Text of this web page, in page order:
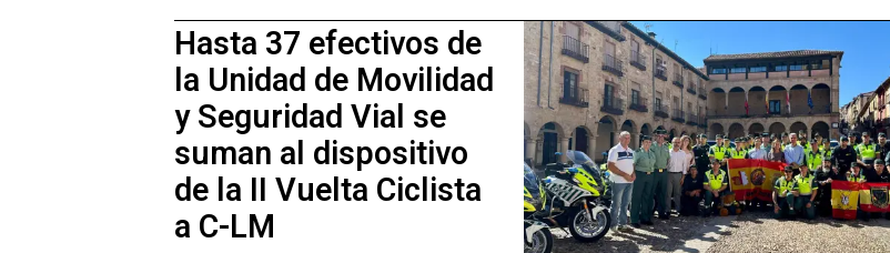
Hasta 37 efectivos de
la Unidad de Movilidad
y Seguridad Vial se
suman al dispositivo
de la II Vuelta Ciclista
a C-LM